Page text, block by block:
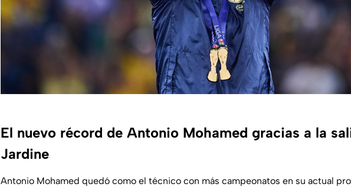
El nuevo récord de Antonio Mohamed gracias a la
Jardine
Antonio Mohamed quedó como el técnico con más campeonatos en su actual